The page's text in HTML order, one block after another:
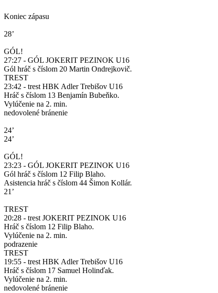
Koniec zápasu
28’
GÓL!
27:27 - GÓL JOKERIT PEZINOK U16
Gól hráč s číslom 20 Martin Ondrejkovič.
TREST
23:42 - trest HBK Adler Trebišov U16
Hráč s číslom 13 Benjamín Bubeňko.
Vylúčenie na 2. min.
nedovolené bránenie
24’
24’
GÓL!
23:23 - GÓL JOKERIT PEZINOK U16
Gól hráč s číslom 12 Filip Blaho.
Asistencia hráč s číslom 44 Šimon Kollár.
21’
TREST
20:28 - trest JOKERIT PEZINOK U16
Hráč s číslom 12 Filip Blaho.
Vylúčenie na 2. min.
podrazenie
TREST
19:55 - trest HBK Adler Trebišov U16
Hráč s číslom 17 Samuel Holinďak.
Vylúčenie na 2. min.
nedovolené bránenie